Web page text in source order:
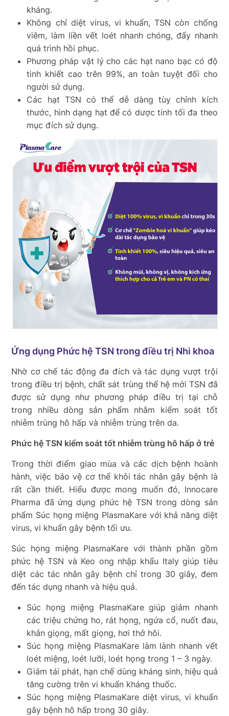
kháng.
Không chỉ diệt virus, vi khuẩn, TSN còn chống
viêm, làm liền vết loét nhanh chóng, đẩy nhanh
quá trình hồi phục.
Phương pháp vật lý cho các hạt nano bạc có độ
tinh khiết cao trên 99%, an toàn tuyệt đối cho
người sử dụng.
Các hạt TSN có thể dễ dàng tùy chỉnh kích
thước, hình dạng hạt để có dược tính tối đa theo
mục đích sử dụng.
Ứng dụng Phức hệ TSN trong điều trị Nhi khoa
Nhờ cơ chế tác động đa đích và tác dụng vượt trội
trong điều trị bệnh, chất sát trùng thế hệ mới TSN đã
được sử dụng như phương pháp điều trị tại chỗ
trong nhiều dòng sản phẩm nhằm kiểm soát tốt
nhiễm trùng hô hấp và nhiễm trùng trên da.
Phức hệ TSN kiểm soát tốt nhiễm trùng hô hấp ở trẻ
Trong thời điểm giao mùa và các dịch bệnh hoành
hành, việc bảo vệ cơ thể khỏi tác nhân gây bệnh là
rất cần thiết. Hiểu được mong muốn đó, Innocare
Pharma đã ứng dụng phức hệ TSN trong dòng sản
phẩm Súc họng miệng PlasmaKare với khả năng diệt
virus, vi khuẩn gây bệnh tối ưu.
Súc họng miệng PlasmaKare với thành phần gồm
phức hệ TSN và Keo ong nhập khẩu Italy giúp tiêu
diệt các tác nhân gây bệnh chỉ trong 30 giây, đem
đến tác dụng nhanh và hiệu quả.
Súc họng miệng PlasmaKare giúp giảm nhanh
các triệu chứng ho, rát họng, ngứa cổ, nuốt đau,
khản giọng, mất giọng, hơi thở hôi.
Súc họng miệng PlasmaKare làm lành nhanh vết
loét miệng, loét lưỡi, loét họng trong 1 – 3 ngày.
Giảm tái phát, hạn chế dùng kháng sinh, hiệu quả
tăng cường trên vi khuẩn kháng thuốc.
Súc họng miệng PlasmaKare diệt virus, vi khuẩn
gây bệnh hô hấp trong 30 giây.